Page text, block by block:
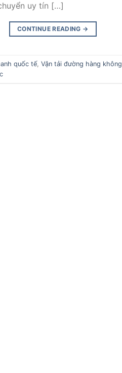
uy tín […]
CONTINUE READING →
quốc tế, Vận tải đường hàng không